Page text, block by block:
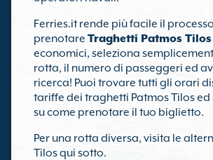
Ferries.it rende più facile il
prenotare Traghetti Patmos Tilos
economici, seleziona
rotta, il numero di passeggeri ed
ricerca! Puoi trovare tutti gli orari
tariffe dei traghetti Patmos Tilos
su come prenotare il tuo biglietto.
Per una rotta diversa, visita le
Tilos qui sotto.